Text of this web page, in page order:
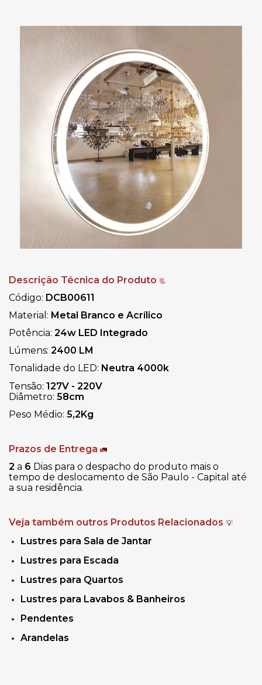
Descrição Técnica do Produto 📃
Código: DCB00611
Material: Metal Branco e Acrílico
Potência: 24w LED Integrado
Lúmens: 2400 LM
Tonalidade do LED: Neutra 4000k
Tensão: 127V - 220V
Diâmetro: 58cm
Peso Médio: 5,2Kg
Prazos de Entrega 🚛
2 a 6 Dias para o despacho do produto mais o
tempo de deslocamento de São Paulo - Capital até
a sua residência.
Veja também outros Produtos Relacionados 💡
Lustres para Sala de Jantar
Lustres para Escada
Lustres para Quartos
Lustres para Lavabos & Banheiros
Pendentes
Arandelas